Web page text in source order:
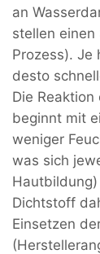
an
stellen einen
Prozess). Je
desto
Die
beginnt mit
weniger
was sich
Dichtstoff
Einsetzen